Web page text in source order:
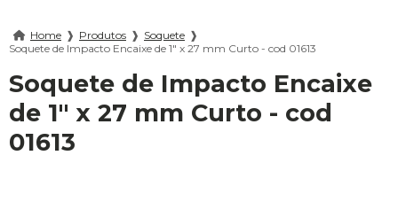
Home ❱ Produtos ❱ Soquete ❱
Soquete de Impacto Encaixe de 1" x 27 mm Curto - cod 01613
Soquete de Impacto Encaixe
de 1" x 27 mm Curto - cod
01613